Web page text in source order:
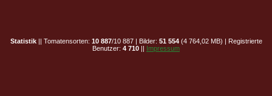
Statistik|| Tomatensorten: 10 887/10 887 | Bilder: 51 554(4 764,02 MB) | Registrierte
Benutzer: 4 710 || Impressum